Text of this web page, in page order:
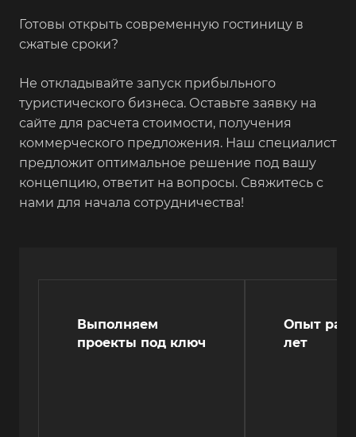
Готовы открыть современную гостиницу в
сжатые сроки?
Не откладывайте запуск прибыльного
туристического бизнеса. Оставьте заявку на
сайте для расчета стоимости, получения
коммерческого предложения. Наш специалист
предложит оптимальное решение под вашу
концепцию, ответит на вопросы. Свяжитесь с
нами для начала сотрудничества!
Выполняем
проекты под ключ
Опыт
лет